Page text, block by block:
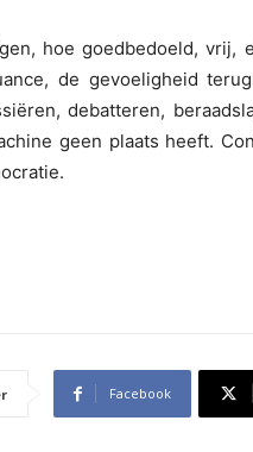
hoe goedbedoeld, vrij,
de gevoeligheid
debatteren,
geen plaats heeft.
Facebook